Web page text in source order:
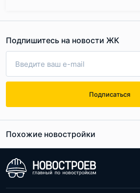
Подпишитесь на новости ЖК
Подписаться
Похожие новостройки